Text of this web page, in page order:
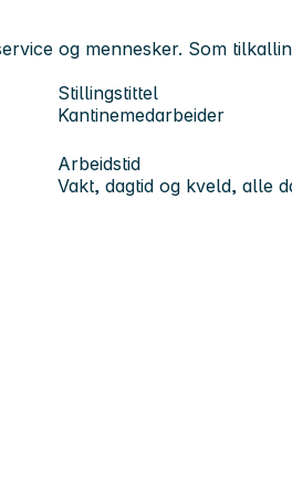
og mennesker. Som
Stillingstittel
Kantinemedarbeider
Arbeidstid
Vakt, dagtid og kveld, alle